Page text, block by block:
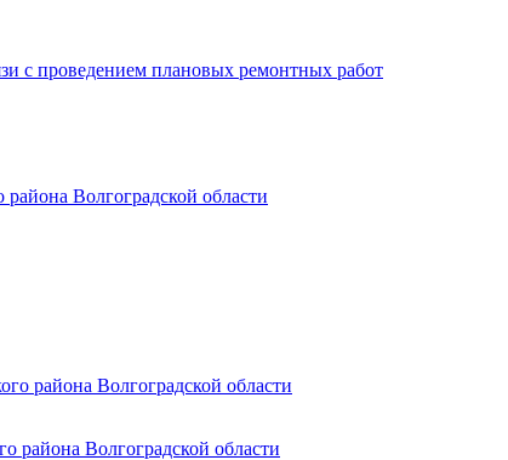
с проведением плановых ремонтных работ
Волгоградской области
района Волгоградской области
района Волгоградской области